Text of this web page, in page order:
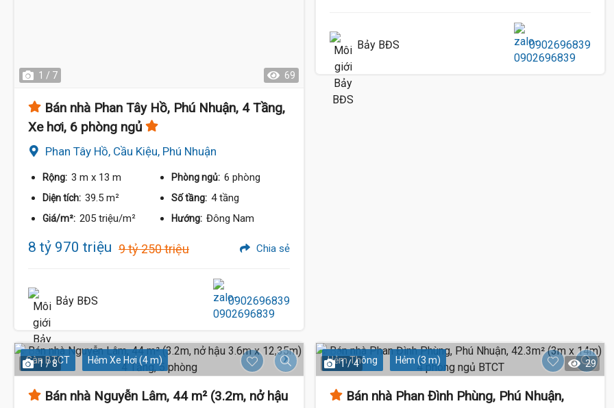
1 / 7 69
Bán nhà Phan Tây Hồ, Phú Nhuận, 4 Tầng,
Xe hơi, 6 phòng ngủ
Phan Tây Hồ, Cầu Kiệu, Phú Nhuận
Rộng: 3 m x 13 m Phòng ngủ: 6 phòng
Diện tích: 39.5 m² Số tầng: 4 tầng
Giá/m²: 205 triệu/m² Hướng: Đông Nam
8 tỷ 970 triệu 9 tỷ 250 triệu Chia sẻ
Bảy BĐS 0902696839
Bảy BĐS 0902696839
Sàn BTCT Hẻm Xe Hơi (4 m)
1 / 8
Bán nhà Nguyễn Lâm, 44 m² (3.2m, nở hậu
Hẻm Thông Hẻm (3 m)
1 / 4 29
Bán nhà Phan Đình Phùng, Phú Nhuận,